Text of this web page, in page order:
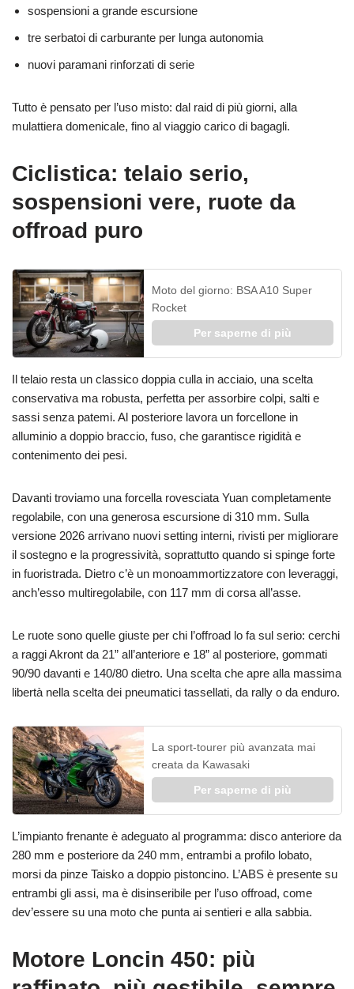
sospensioni a grande escursione
tre serbatoi di carburante per lunga autonomia
nuovi paramani rinforzati di serie
Tutto è pensato per l’uso misto: dal raid di più giorni, alla
mulattiera domenicale, fino al viaggio carico di bagagli.
Ciclistica: telaio serio,
sospensioni vere, ruote da
offroad puro
Moto del giorno: BSA A10 Super
Rocket
Per saperne di più
Il telaio resta un classico doppia culla in acciaio, una scelta
conservativa ma robusta, perfetta per assorbire colpi, salti e
sassi senza patemi. Al posteriore lavora un forcellone in
alluminio a doppio braccio, fuso, che garantisce rigidità e
contenimento dei pesi.
Davanti troviamo una forcella rovesciata Yuan completamente
regolabile, con una generosa escursione di 310 mm. Sulla
versione 2026 arrivano nuovi setting interni, rivisti per migliorare
il sostegno e la progressività, soprattutto quando si spinge forte
in fuoristrada. Dietro c’è un monoammortizzatore con leveraggi,
anch’esso multiregolabile, con 117 mm di corsa all’asse.
Le ruote sono quelle giuste per chi l’offroad lo fa sul serio: cerchi
a raggi Akront da 21” all’anteriore e 18” al posteriore, gommati
90/90 davanti e 140/80 dietro. Una scelta che apre alla massima
libertà nella scelta dei pneumatici tassellati, da rally o da enduro.
La sport-tourer più avanzata mai
creata da Kawasaki
Per saperne di più
L’impianto frenante è adeguato al programma: disco anteriore da
280 mm e posteriore da 240 mm, entrambi a profilo lobato,
morsi da pinze Taisko a doppio pistoncino. L’ABS è presente su
entrambi gli assi, ma è disinseribile per l’uso offroad, come
dev’essere su una moto che punta ai sentieri e alla sabbia.
Motore Loncin 450: più